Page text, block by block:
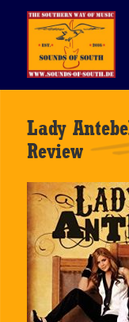
Lady
Review